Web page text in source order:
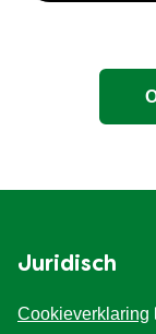
Juridisch
Cookieverklaring